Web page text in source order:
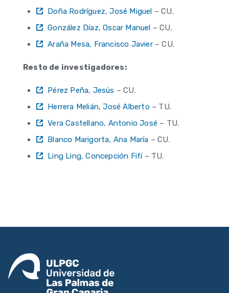
Doña Rodríguez, José Miguel – CU.
González Díaz, Oscar Manuel – CU.
Araña Mesa, Francisco Javier– CU.
Resto de investigadores:
Pérez Peña, Jesús – CU.
Herrera Melián, José Alberto– TU.
Vera Castellano, Antonio José – TU.
Blanco Marigorta, Ana María – CU.
Ling Ling, Concepción Fifí– TU.